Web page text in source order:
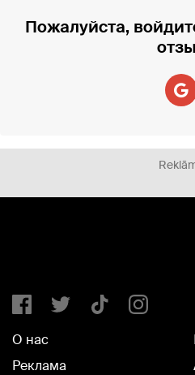
Пожалуйста,
О нас
Реклама